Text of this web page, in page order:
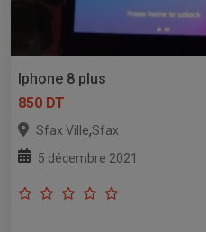
Iphone 8 plus
850 DT
Sfax Ville,Sfax
5 décembre 2021